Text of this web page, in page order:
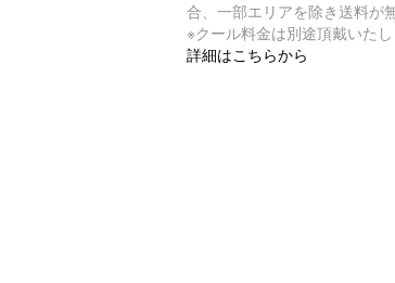
合、一部エリアを除き送料が
※クール料金は別途頂戴いたし
詳細はこちらから